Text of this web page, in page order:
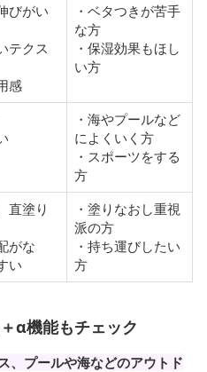
びがい
テクス
感
・ベタつきが苦手
な方
・保湿効果もほし
い方
・海やプールなど
によくいく方
・スポーツをする
方
直塗り
がな
い
・塗りなおし重視
派の方
・持ち運びしたい
方
α機能もチェック
、プールや海などのアウトド